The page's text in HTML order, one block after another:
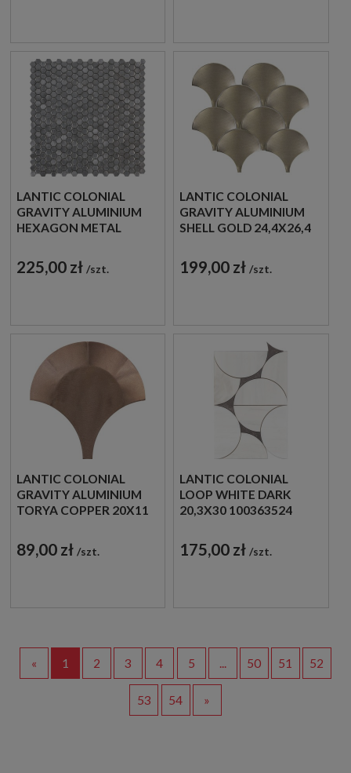
LANTIC COLONIAL
GRAVITY ALUMINIUM
HEXAGON METAL
MOZAIKA METALOWA
SZCZOTKOWANA
225,00 zł szt.
LANTIC COLONIAL
GRAVITY ALUMINIUM
SHELL GOLD 24,4X26,4
DEKORACYJNA
METALOWA
199,00 zł szt.
LANTIC COLONIAL
GRAVITY ALUMINIUM
TORYA COPPER 20X11
MOZAIKA ŚCIENNA W
BRĄZOWYM ODCIENIU
89,00 zł szt.
LANTIC COLONIAL
LOOP WHITE DARK
20,3X30 100363524
DEKORACYJNA W
BIAŁYM ODCIENIU
175,00 zł szt.
« 1 2 3 4 5 ... 50 51 52
53 54 »